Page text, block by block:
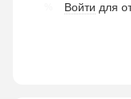
Войти для